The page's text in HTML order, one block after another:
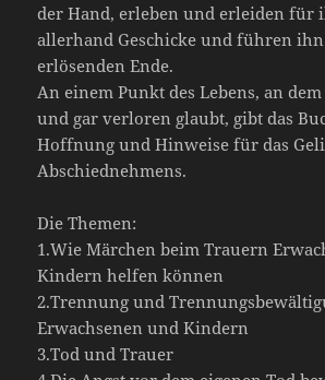
der Hand, erleben und erleiden für
allerhand Geschicke und führen
erlösenden Ende.
An einem Punkt des Lebens, an
und gar verloren glaubt, gibt das
Hoffnung und Hinweise für das
Abschiednehmens.
Die Themen:
1.Wie Märchen beim Trauern
Kindern helfen können
2.Trennung und
Erwachsenen und Kindern
3.Tod und Trauer